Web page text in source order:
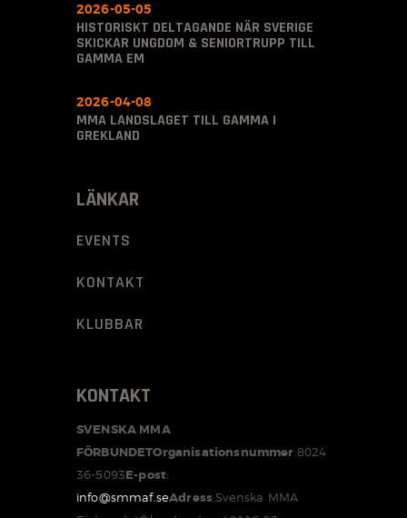
HISTORISKT DELTAGANDE NÄR SVERIGE
SKICKAR UNGDOM & SENIORTRUPP TILL
GAMMA EM
2026-05-05
MMA LANDSLAGET TILL GAMMA I
GREKLAND
2026-04-08
LÄNKAR
EVENTS
KONTAKT
KLUBBAR
KONTAKT
SVENSKA MMA
FÖRBUNDETOrganisationsnummer:8024
36-5093E-post:
info@smmaf.seAdress:Svenska MMA